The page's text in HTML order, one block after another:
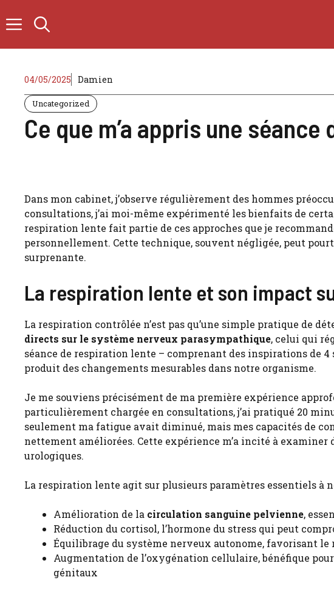
Inhalt
04/05/2025 Damien
Uncategorized
Ce que m’a appris une
Dans mon cabinet, j’observe régulièrement des hommes
consultations, j’ai moi-même expérimenté les bienfaits de
respiration lente fait partie de ces approches que je
personnellement. Cette technique, souvent négligée, peut
surprenante.
La respiration lente et son impact
La respiration contrôlée n’est pas qu’une simple pratique de
directs sur le système nerveux parasympathique, celui qui
séance de respiration lente – comprenant des inspirations de 4
produit des changements mesurables dans notre organisme.
Je me souviens précisément de ma première expérience
particulièrement chargée en consultations, j’ai pratiqué 20
seulement ma fatigue avait diminué, mais mes capacités de
nettement améliorées. Cette expérience m’a incité à
urologiques.
La respiration lente agit sur plusieurs paramètres essentiels à
Amélioration de la circulation sanguine pelvienne,
Réduction du cortisol, l’hormone du stress qui peut
Équilibrage du système nerveux autonome, favorisant
Augmentation de l’oxygénation cellulaire, bénéfique
génitaux